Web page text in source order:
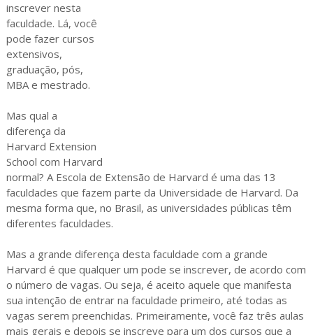
inscrever nesta
faculdade. Lá, você
pode fazer cursos
extensivos,
graduação, pós,
MBA e mestrado.
Mas qual a
diferença da
Harvard Extension
School com Harvard
normal? A Escola de Extensão de Harvard é uma das 13
faculdades que fazem parte da Universidade de Harvard. Da
mesma forma que, no Brasil, as universidades públicas têm
diferentes faculdades.
Mas a grande diferença desta faculdade com a grande
Harvard é que qualquer um pode se inscrever, de acordo com
o número de vagas. Ou seja, é aceito aquele que manifesta
sua intenção de entrar na faculdade primeiro, até todas as
vagas serem preenchidas. Primeiramente, você faz três aulas
mais gerais e depois se inscreve para um dos cursos que a